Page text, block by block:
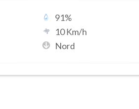
91%
10Km/h
Nord